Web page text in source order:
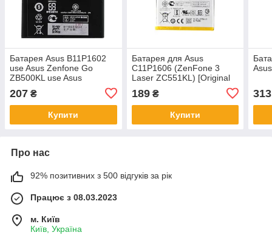
Батарея Asus B11P1602
use Asus Zenfone Go
ZB500KL use Asus
207 ₴
Купити
Батарея для Asus
C11P1606 (ZenFone 3
Laser ZC551KL) [Original
189₴
Купити
313
Про нас
92% позитивних з 500 відгуків за рік
Працює з 08.03.2023
м. Київ
Київ, Україна